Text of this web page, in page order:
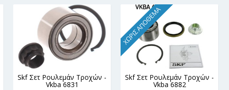
Skf Σετ Ρουλεμάν Τροχών -
Vkba 6831
ΧΩΡΊΣ ΑΠΌΘΕΜΑ
Skf Σετ Ρουλεμάν Τροχών -
Vkba 6882